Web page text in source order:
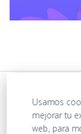
Usamos
mejorar tu
web, para